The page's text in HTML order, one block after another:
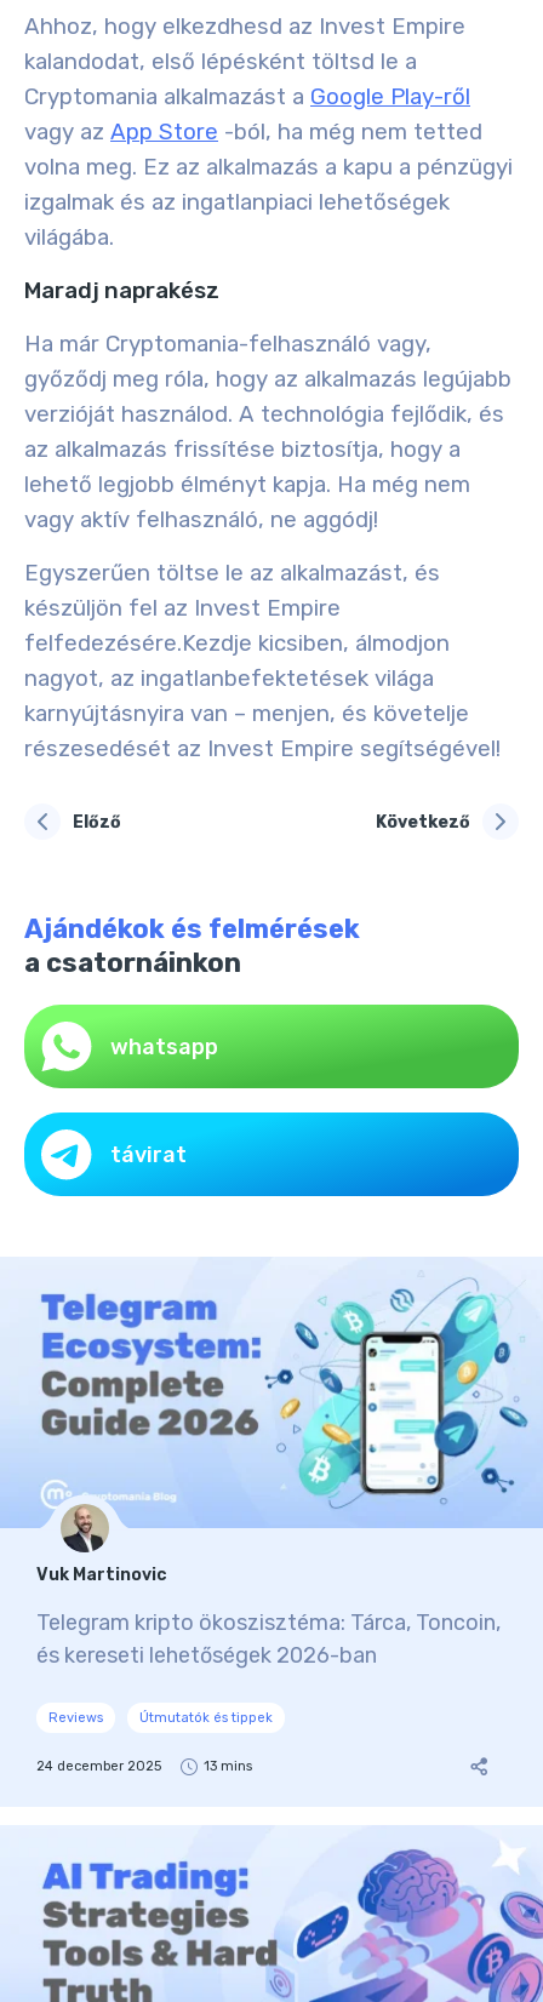
Ahhoz, hogy elkezdhesd az Invest Empire
kalandodat, első lépésként töltsd le a
Cryptomania alkalmazást a Google Play-ről
vagy az App Store -ból, ha még nem tetted
volna meg. Ez az alkalmazás a kapu a pénzügyi
izgalmak és az ingatlanpiaci lehetőségek
világába.
Maradj naprakész
Ha már Cryptomania-felhasználó vagy,
győződj meg róla, hogy az alkalmazás legújabb
verzióját használod. A technológia fejlődik, és
az alkalmazás frissítése biztosítja, hogy a
lehető legjobb élményt kapja. Ha még nem
vagy aktív felhasználó, ne aggódj!
Egyszerűen töltse le az alkalmazást, és
készüljön fel az Invest Empire
felfedezésére.Kezdje kicsiben, álmodjon
nagyot, az ingatlanbefektetések világa
karnyújtásnyira van – menjen, és követelje
részesedését az Invest Empire segítségével!
Előző Következő
Ajándékok és felmérések
a csatornáinkon
whatsapp
távirat
Vuk Martinovic
Telegram kripto ökoszisztéma: Tárca, Toncoin,
és kereseti lehetőségek 2026-ban
Reviews Útmutatók és tippek
24 december 2025 13 mins